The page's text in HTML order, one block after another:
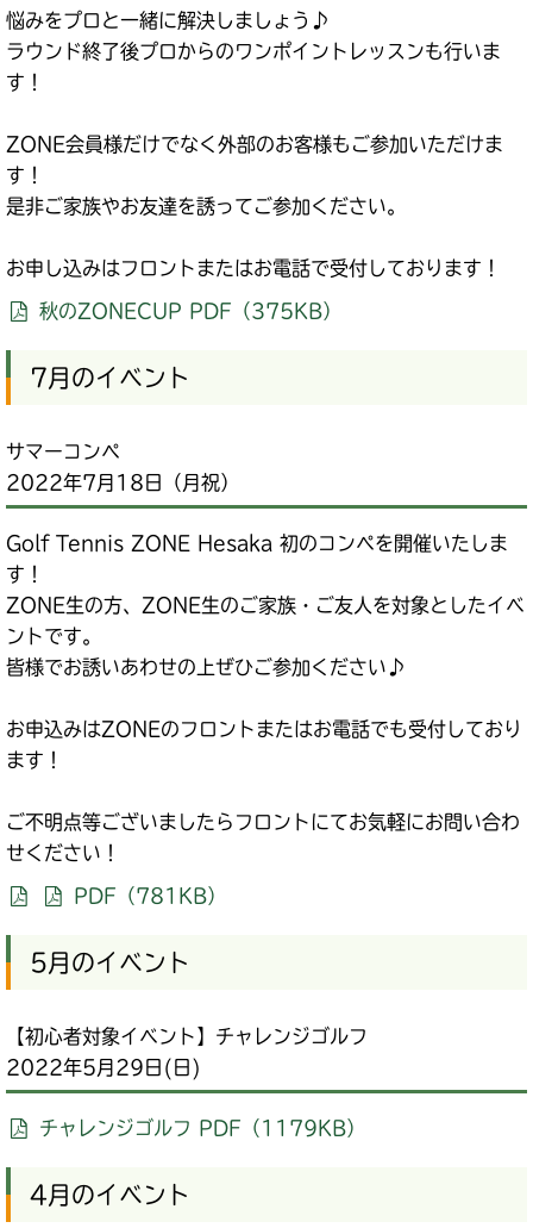
悩みをプロと一緒に解決しましょう♪
ラウンド終了後プロからのワンポイントレッスンも行いま
す！
ZONE会員様だけでなく外部のお客様もご参加いただけま
す！
是非ご家族やお友達を誘ってご参加ください。
お申し込みはフロントまたはお電話で受付しております！
秋のZONECUP PDF（375KB）
7月のイベント
サマーコンペ
2022年7月18日（月祝）
Golf Tennis ZONE Hesaka 初のコンペを開催いたしま
す！
ZONE生の方、ZONE生のご家族・ご友人を対象としたイベ
ントです。
皆様でお誘いあわせの上ぜひご参加ください♪
お申込みはZONEのフロントまたはお電話でも受付しており
ます！
ご不明点等ございましたらフロントにてお気軽にお問い合わ
せください！
PDF（781KB）
5月のイベント
【初心者対象イベント】チャレンジゴルフ
2022年5月29日(日)
チャレンジゴルフ PDF（1179KB）
4月のイベント